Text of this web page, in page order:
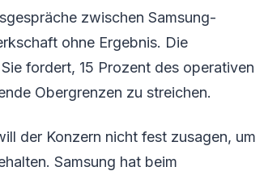
zwischen Samsung-
ohne Ergebnis. Die
fordert, 15 Prozent des operativen
Obergrenzen zu streichen.
der Konzern nicht fest zusagen, um
Samsung hat beim